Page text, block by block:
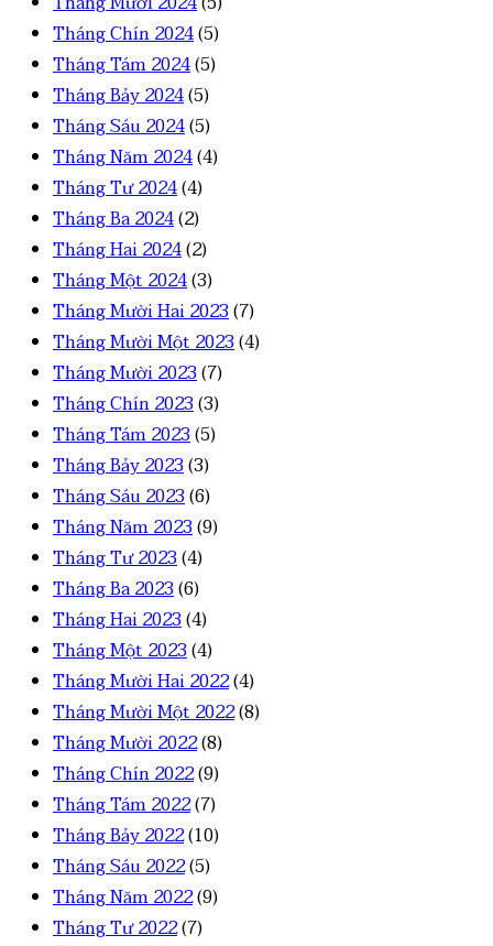
Tháng Chín 2024(5)
Tháng Tám 2024(5)
Tháng Bảy 2024(5)
Tháng Sáu 2024(5)
Tháng Năm 2024(4)
Tháng Tư 2024(4)
Tháng Ba 2024(2)
Tháng Hai 2024(2)
Tháng Một 2024(3)
Tháng Mười Hai 2023(7)
Tháng Mười Một 2023(4)
Tháng Mười 2023(7)
Tháng Chín 2023(3)
Tháng Tám 2023(5)
Tháng Bảy 2023(3)
Tháng Sáu 2023(6)
Tháng Năm 2023(9)
Tháng Tư 2023(4)
Tháng Ba 2023(6)
Tháng Hai 2023(4)
Tháng Một 2023(4)
Tháng Mười Hai 2022(4)
Tháng Mười Một 2022(8)
Tháng Mười 2022(8)
Tháng Chín 2022(9)
Tháng Tám 2022(7)
Tháng Bảy 2022(10)
Tháng Sáu 2022(5)
Tháng Năm 2022(9)
Tháng Tư 2022(7)